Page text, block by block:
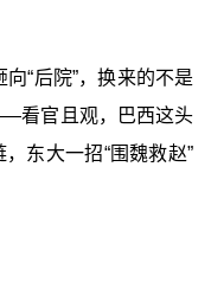
“后院”，换来的不是
看官且观，巴西这头
东大一招“围魏救赵”